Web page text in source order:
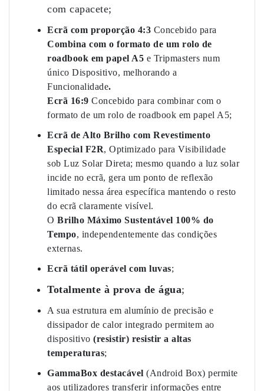
com capacete;
Ecrã com proporção 4:3 Concebido para
Combina com o formato de um rolo de
roadbook em papel A5 e Tripmasters num
único Dispositivo, melhorando a
Funcionalidade.
Ecrã 16:9 Concebido para combinar com o
formato de um rolo de roadbook em papel A5;
Ecrã de Alto Brilho com Revestimento
Especial F2R, Optimizado para Visibilidade
sob Luz Solar Direta; mesmo quando a luz solar
incide no ecrã, gera um ponto de reflexão
limitado nessa área específica mantendo o resto
do ecrã claramente visível.
O Brilho Máximo Sustentável 100% do
Tempo, independentemente das condições
externas.
Ecrã tátil operável com luvas;
Totalmente à prova de água;
A sua estrutura em alumínio de precisão e
dissipador de calor integrado permitem ao
dispositivo (resistir) resistir a altas
temperaturas;
GammaBox destacável (Android Box) permite
aos utilizadores transferir informações entre